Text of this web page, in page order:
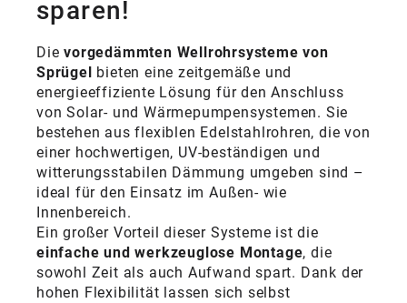
sparen!
Dievorgedämmten Wellrohrsysteme von
Sprügel bieten eine zeitgemäße und
energieeffiziente Lösung für den Anschluss
von Solar- und Wärmepumpensystemen. Sie
bestehen aus flexiblen Edelstahlrohren, die von
einer hochwertigen, UV-beständigen und
witterungsstabilen Dämmung umgeben sind –
ideal für den Einsatz im Außen- wie
Innenbereich.
Ein großer Vorteil dieser Systeme ist die
einfache und werkzeuglose Montage, die
sowohl Zeit als auch Aufwand spart. Dank der
hohen Flexibilität lassen sich selbst